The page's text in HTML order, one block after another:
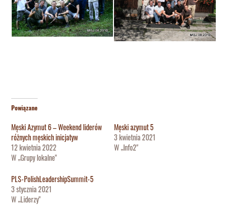
Powiązane
Męski Azymut 6 – Weekend liderów
różnych męskich inicjatyw
12 kwietnia 2022
W „Grupy lokalne"
Męski azymut 5
3 kwietnia 2021
W „Info2"
PLS-PolishLeadershipSummit-5
3 stycznia 2021
W „Liderzy"